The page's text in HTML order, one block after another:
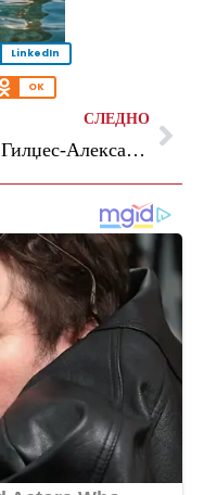
LinkedIn
OK
СЛЕДНО
Шеј Гилџес-Александер е МВП